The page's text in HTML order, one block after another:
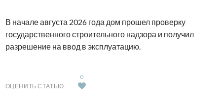
В начале августа 2026 года дом прошел проверку
государственного строительного надзора и получил
разрешение на ввод в эксплуатацию.
ОЦЕНИТЬ СТАТЬЮ
0